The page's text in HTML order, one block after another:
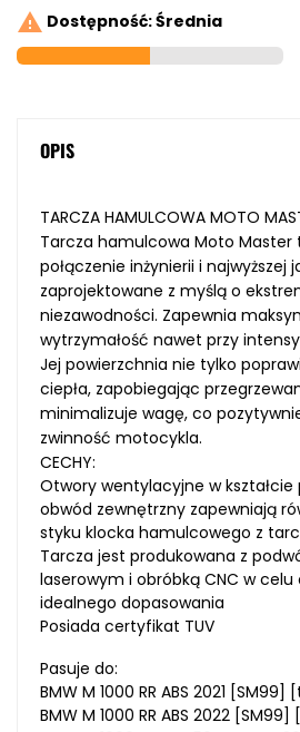
 Dostępność: Średnia
OPIS
TARCZA HAMULCOWA MOTO
Tarcza hamulcowa Moto Master
połączenie inżynierii i najwyższej
zaprojektowane z myślą o
niezawodności. Zapewnia
wytrzymałość nawet przy
Jej powierzchnia nie tylko
ciepła, zapobiegając
minimalizuje wagę, co
zwinność motocykla.
CECHY:
Otwory wentylacyjne w kształcie
obwód zewnętrzny zapewniają
styku klocka hamulcowego z
Tarcza jest produkowana z
laserowym i obróbką CNC w celu
idealnego dopasowania
Posiada certyfikat TUV
Pasuje do:
BMW M 1000 RR ABS 2021 [SM99]
BMW M 1000 RR ABS 2022 [SM99]